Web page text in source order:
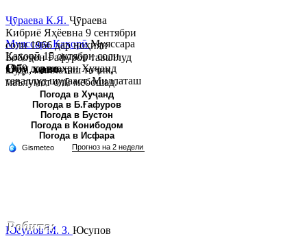
Муяссара ҚаҳорӣМуяссара
Қаҳорӣ 15 октябри соли
1979 дар шаҳри Хуҷанд
таваллуд шудааст. Миллаташ
тоҷик. Маълумот олӣ. Соли
2002 Донишгоҳи давлатии
Хуҷанд ба...
Ҷӯраева К.Я. Ҷӯраева
Кибриё Яҳёевна 9 сентябри
соли 1966 дар ноҳияи
Бобоҷон Ғафуров таваллуд
шуда, миллаташ тоҷик,
маълумот олӣ мебошад.
Соли 1997 Донишг...
Юсупов М. З. Юсупов
Обу хаво
Погода в Хуҷанд
Погода в Б.Ғафуров
Погода в Бустон
Погода в Конибодом
Погода в Исфара
Робита: